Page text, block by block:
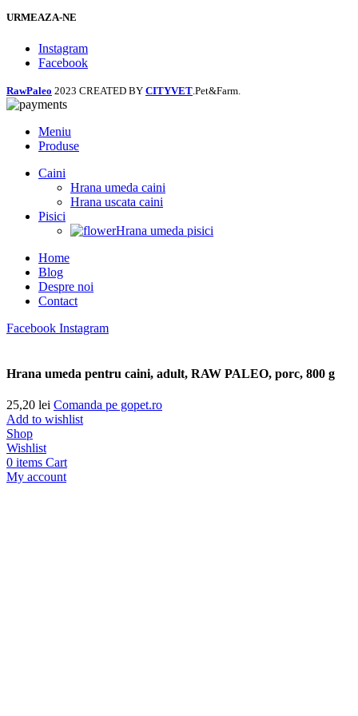
URMEAZA-NE
Instagram
Facebook
RawPaleo 2023 CREATED BY CITYVET .Pet&Farm.
Meniu
Produse
Caini
Hrana umeda caini
Hrana uscata caini
Pisici
Hrana umeda pisici
Home
Blog
Despre noi
Contact
Facebook Instagram
Hrana umeda pentru caini, adult, RAW PALEO, porc, 800 g
25,20 lei Comanda pe gopet.ro
Add to wishlist
Shop
Wishlist
0 items Cart
My account